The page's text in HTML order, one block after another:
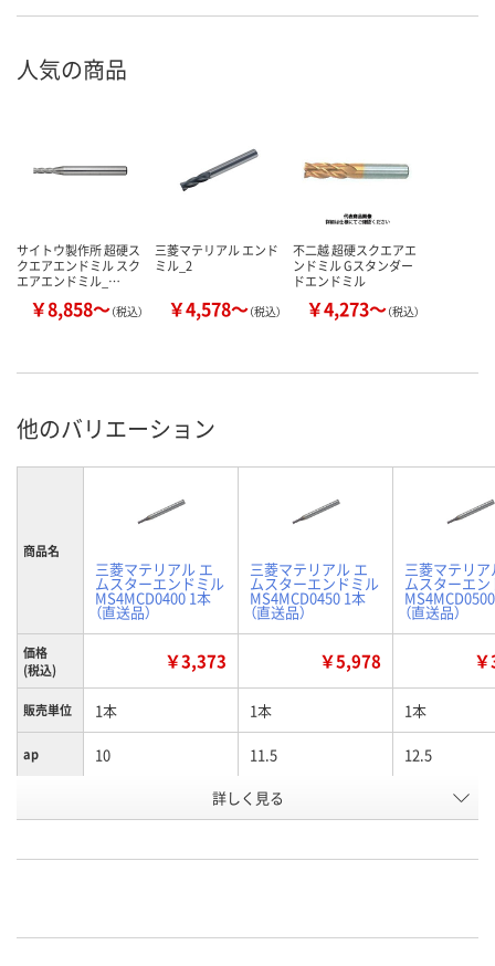
人気の商品
サイトウ製作所 超硬ス
クエアエンドミル スク
エアエンドミル_…
￥8,858～（税込）
三菱マテリアル エンド
ミル_2
￥4,578～（税込）
不二越 超硬スクエアエ
ンドミル Gスタンダー
ドエンドミル
￥4,273～（税込）
他のバリエーション
商品名
三菱マテリアル エ
ムスターエンドミル
MS4MCD0400 1本
（直送品）
三菱マテリアル エ
ムスターエンドミル
MS4MCD0450 1本
（直送品）
三菱マテリア
ムスターエ
（直送品）
価格
(税込)
￥3,373 ￥5,978
販売単位 1本 1本 1本
ap 10 11.5 12.5
4.5
号
お届け日 8月24日（月）まで 8月24日（月）まで 8月24日（月）
詳しく見る